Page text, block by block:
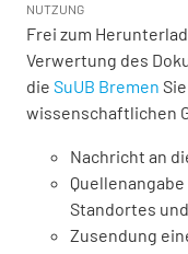
NUTZUNG
Frei zum
Verwertung des
die SuUB Bremen
wissenschaftlichen
Nachricht an
Standortes
Zusendung